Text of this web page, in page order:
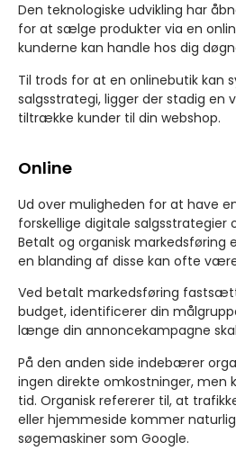
Den teknologiske udvikling har
for at sælge produkter via en
kunderne kan handle hos dig
Til trods for at en onlinebutik kan
salgsstrategi, ligger der stadig
tiltrække kunder til din webshop.
Online
Ud over muligheden for at have
forskellige digitale salgsstrategier
Betalt og organisk markedsføring
en blanding af disse kan ofte
Ved betalt markedsføring
budget, identificerer din
længe din annoncekampagne
På den anden side indebærer
ingen direkte omkostninger, men
tid. Organisk refererer til, at
eller hjemmeside kommer
søgemaskiner som Google.